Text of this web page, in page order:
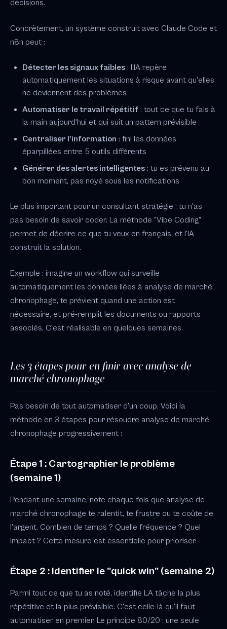
décisions.
Concrètement, un système construit avec Claude Code et
n8n peut :
Détecter les signaux faibles : l'IA repère
automatiquement les situations à risque avant qu'elles
ne deviennent des problèmes
Automatiser le travail répétitif : tout ce que tu fais à
la main aujourd'hui et qui suit un pattern prévisible
Centraliser l'information : fini les données
éparpillées entre 5 outils différents
Générer des alertes intelligentes : tu es prévenu au
bon moment, pas noyé sous les notifications
Le plus important pour un consultant stratégie : tu n'as
pas besoin de savoir coder. La méthode "Vibe Coding"
permet de décrire ce que tu veux en français, et l'IA
construit la solution.
Exemple : imagine un workflow qui surveille
automatiquement les données liées à analyse de marché
chronophage, te prévient quand une action est
nécessaire, et pré-remplit les documents ou rapports
associés. C'est réalisable en quelques semaines.
Les 3 étapes pour en finir avec analyse de
marché chronophage
Pas besoin de tout automatiser d'un coup. Voici la
méthode en 3 étapes pour résoudre analyse de marché
chronophage progressivement :
Étape 1 : Cartographier le problème
(semaine 1)
Pendant une semaine, note chaque fois que analyse de
marché chronophage te ralentit, te frustre ou te coûte de
l'argent. Combien de temps ? Quelle fréquence ? Quel
impact ? Cette mesure est essentielle pour prioriser.
Étape 2 : Identifier le "quick win" (semaine 2)
Parmi tout ce que tu as noté, identifie LA tâche la plus
répétitive et la plus prévisible. C'est celle-là qu'il faut
automatiser en premier. Le principe 80/20 : une seule